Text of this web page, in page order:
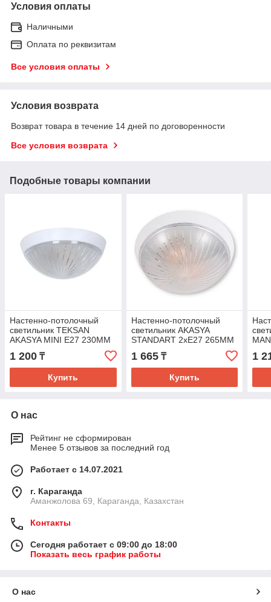
Условия оплаты
Наличными
Оплата по реквизитам
Все условия оплаты
Условия возврата
Возврат товара в течение 14 дней по договоренности
Все условия возврата
Подобные товары компании
Настенно-потолочный
светильник TEKSAN
AKASYA MINI E27 230MM
1 200 ₸
Купить
Настенно-потолочный
светильник AKASYA
STANDART 2хE27 265MM
1 665₸
Купить
1
О нас
Рейтинг не сформирован
Менее 5 отзывов за последний год
Работает с 14.07.2021
г. Караганда
Аманжолова 69, Караганда, Казахстан
Контакты
Сегодня работает с 09:00 до 18:00
Показать весь график работы
О нас